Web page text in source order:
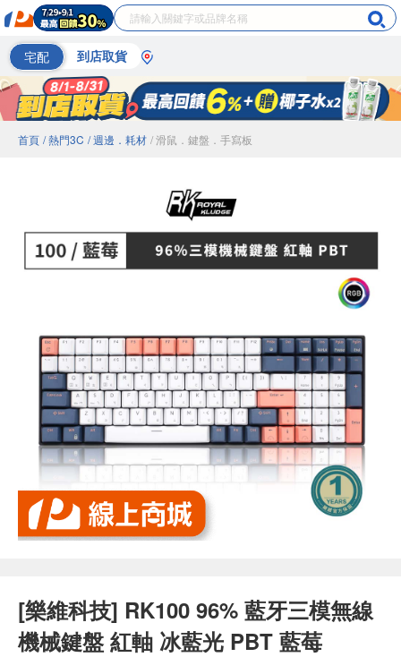
宅配 到店取貨
首頁 / 熱門3C / 週邊．耗材 / 滑鼠．鍵盤．手寫板
[樂維科技] RK100 96% 藍牙三模無線
機械鍵盤 紅軸 冰藍光 PBT 藍莓